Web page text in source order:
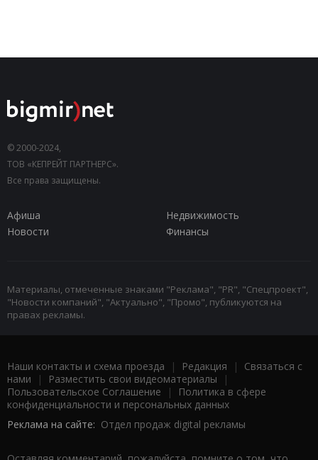
© 2000-2024,
ТОВ «КЕПРЕЙТ ПАРТНЕРС».
Все права защищены.
Афиша
Недвижимость
Новости
Финансы
Материалы, отмеченные знаками "Реклама", "PR", "Спецпроект",
"Новости компаний", "Актуально", "Промо", публикуются на
правах рекламы.
Наши контакты и схема проезда | Редакция | Связаться с
нами | Разместить свои видеоматериалы |
Пользовательское Соглашение |
Политика в сфере
конфиденциальности и персональных данных
Реклама на сайте: Отдел продаж digital рекламы